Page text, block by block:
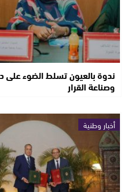
ندوة بالعيون تسلط الضوء على
وصناعة القرار
أخبار وطنية